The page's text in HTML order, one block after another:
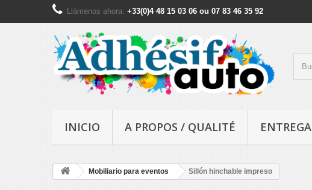
Llámenos ahora: +33(0)4 48 15 03 06 ou 07 83 46 35 92
INICIO A PROPOS / QUALITÉ ENTREGA
Mobiliario para eventos Sillón hinchable impreso